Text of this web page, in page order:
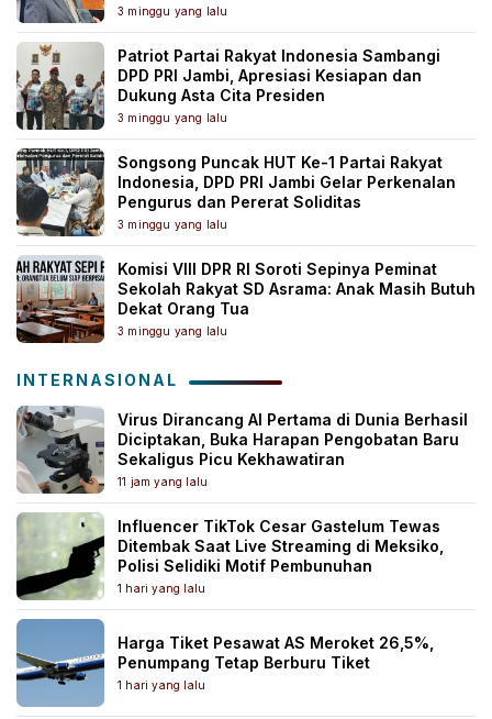
3 minggu yang lalu
Patriot Partai Rakyat Indonesia Sambangi
DPD PRI Jambi, Apresiasi Kesiapan dan
Dukung Asta Cita Presiden
3 minggu yang lalu
Songsong Puncak HUT Ke-1 Partai Rakyat
Indonesia, DPD PRI Jambi Gelar Perkenalan
Pengurus dan Pererat Soliditas
3 minggu yang lalu
Komisi VIII DPR RI Soroti Sepinya Peminat
Sekolah Rakyat SD Asrama: Anak Masih Butuh
Dekat Orang Tua
3 minggu yang lalu
INTERNASIONAL
Virus Dirancang AI Pertama di Dunia Berhasil
Diciptakan, Buka Harapan Pengobatan Baru
Sekaligus Picu Kekhawatiran
11 jam yang lalu
Influencer TikTok Cesar Gastelum Tewas
Ditembak Saat Live Streaming di Meksiko,
Polisi Selidiki Motif Pembunuhan
1 hari yang lalu
Harga Tiket Pesawat AS Meroket 26,5%,
Penumpang Tetap Berburu Tiket
1 hari yang lalu